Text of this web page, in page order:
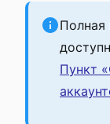
Полная
Пункт